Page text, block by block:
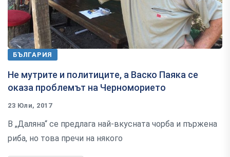
БЪЛГАРИЯ
Не мутрите и политицитe, а Васко Паяка се
оказа проблемът на Черноморието
23 Юли, 2017
В „Даляна“ се предлага най-вкусната чорба и пържена
риба, но това пречи на някого